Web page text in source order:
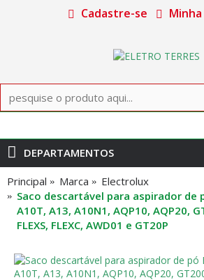
Cadastre-se
DEPARTAMENTOS
Principal Marca
Electrolux
Saco descartável para aspirador de
A10T, A13, A10N1, AQP10, AQP20,
FLEXS, FLEXC, AWD01 e GT20P